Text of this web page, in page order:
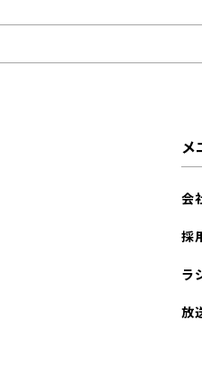
メ
会
採
ラ
放